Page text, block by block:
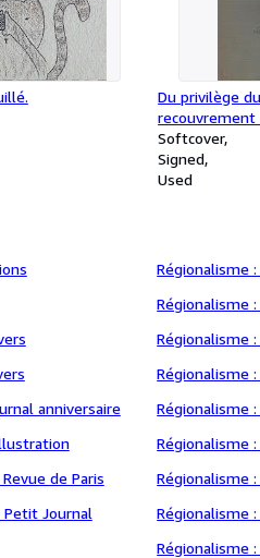
Du privilège
extraordinaire
guerre.
Softcover
Signed
Used
anniversaire
de Paris
Petit Journal
Régionalisme :
Régionalisme
Régionalisme
Régionalisme
Régionalisme
Régionalisme
Régionalisme
Régionalisme
Régionalisme